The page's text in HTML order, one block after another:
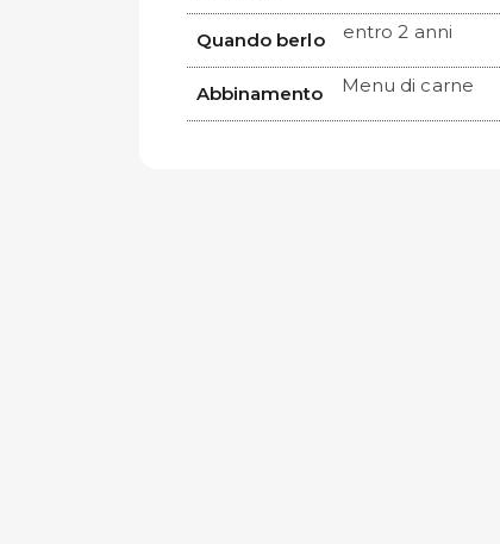
Quando berlo entro 2 anni
Abbinamento Menu di carne